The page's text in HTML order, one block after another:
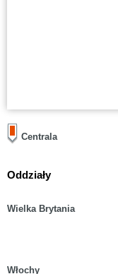
Centrala
Oddziały
Wielka Brytania
Włochy